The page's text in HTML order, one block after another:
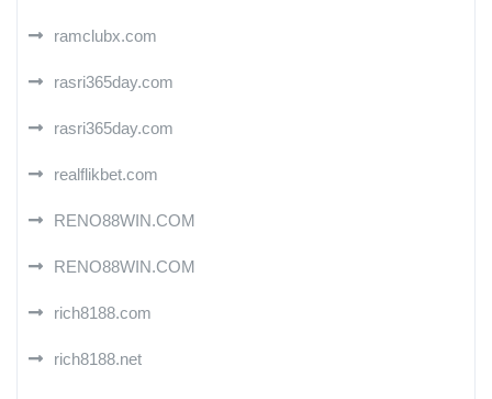
ramclubx.com
rasri365day.com
rasri365day.com
realflikbet.com
RENO88WIN.COM
RENO88WIN.COM
rich8188.com
rich8188.net